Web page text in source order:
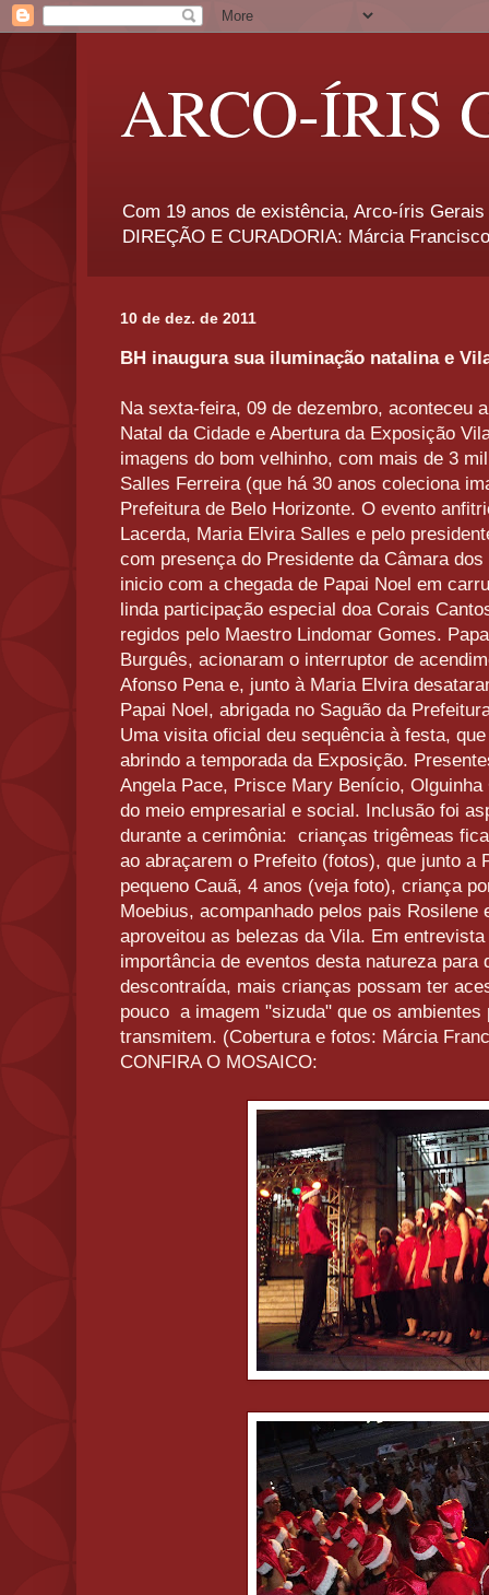
ARCO-ÍRIS
Com 19 anos de existência, Arco-íris
DIREÇÃO E CURADORIA: Márcia
10 de dez. de 2011
BH inaugura sua iluminação natalina e
Na sexta-feira, 09 de dezembro, aconteceu
Natal da Cidade e Abertura da Exposição
imagens do bom velhinho, com mais de 3
Salles Ferreira (que há 30 anos coleciona
Prefeitura de Belo Horizonte. O evento
Lacerda, Maria Elvira Salles e pelo
com presença do Presidente da Câmara
inicio com a chegada de Papai Noel em
linda participação especial doa Corais
regidos pelo Maestro Lindomar Gomes.
Burguês, acionaram o interruptor de
Afonso Pena e, junto à Maria Elvira
Papai Noel, abrigada no Saguão da
Uma visita oficial deu sequência à festa,
abrindo a temporada da Exposição.
Angela Pace, Prisce Mary Benício,
do meio empresarial e social. Inclusão foi
durante a cerimônia: crianças trigêmeas
ao abraçarem o Prefeito (fotos), que junto a
pequeno Cauã, 4 anos (veja foto), criança
Moebius, acompanhado pelos pais Rosilene
aproveitou as belezas da Vila. Em
importância de eventos desta natureza para
descontraída, mais crianças possam ter
pouco a imagem "sizuda" que os
transmitem. (Cobertura e fotos: Márcia
CONFIRA O MOSAICO: